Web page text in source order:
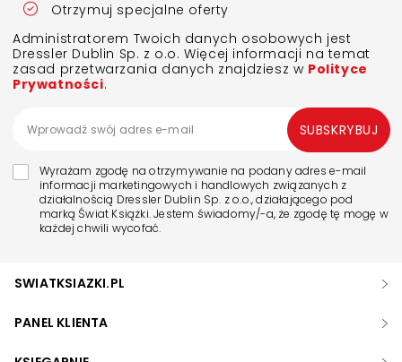
Otrzymuj specjalne oferty
Administratorem Twoich danych osobowych jest
Dressler Dublin Sp. z o.o. Więcej informacji na temat
zasad przetwarzania danych znajdziesz w Polityce
Prywatności.
Wyrażam zgodę na otrzymywanie na podany adres e-mail
informacji marketingowych i handlowych związanych z
działalnością Dressler Dublin Sp. z o.o., działającego pod
marką Świat Książki. Jestem świadomy/-a, że zgodę tę mogę w
każdej chwili wycofać.
SUBSKRYBUJ
SWIATKSIAZKI.PL
PANEL KLIENTA